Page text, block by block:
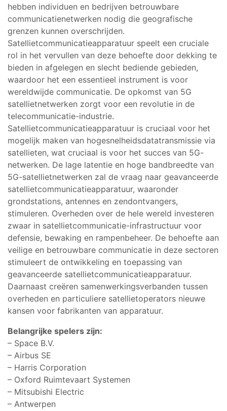
hebben individuen en bedrijven betrouwbare
communicatienetwerken nodig die geografische
grenzen kunnen overschrijden.
Satellietcommunicatieapparatuur speelt een cruciale
rol in het vervullen van deze behoefte door dekking te
bieden in afgelegen en slecht bediende gebieden,
waardoor het een essentieel instrument is voor
wereldwijde communicatie. De opkomst van 5G
satellietnetwerken zorgt voor een revolutie in de
telecommunicatie-industrie.
Satellietcommunicatieapparatuur is cruciaal voor het
mogelijk maken van hogesnelheidsdatatransmissie via
satellieten, wat cruciaal is voor het succes van 5G-
netwerken. De lage latentie en hoge bandbreedte van
5G-satellietnetwerken zal de vraag naar geavanceerde
satellietcommunicatieapparatuur, waaronder
grondstations, antennes en zendontvangers,
stimuleren. Overheden over de hele wereld investeren
zwaar in satellietcommunicatie-infrastructuur voor
defensie, bewaking en rampenbeheer. De behoefte aan
veilige en betrouwbare communicatie in deze sectoren
stimuleert de ontwikkeling en toepassing van
geavanceerde satellietcommunicatieapparatuur.
Daarnaast creëren samenwerkingsverbanden tussen
overheden en particuliere satellietoperators nieuwe
kansen voor fabrikanten van apparatuur.
Belangrijke spelers zijn:
– Space B.V.
– Airbus SE
– Harris Corporation
– Oxford Ruimtevaart Systemen
– Mitsubishi Electric
– Antwerpen